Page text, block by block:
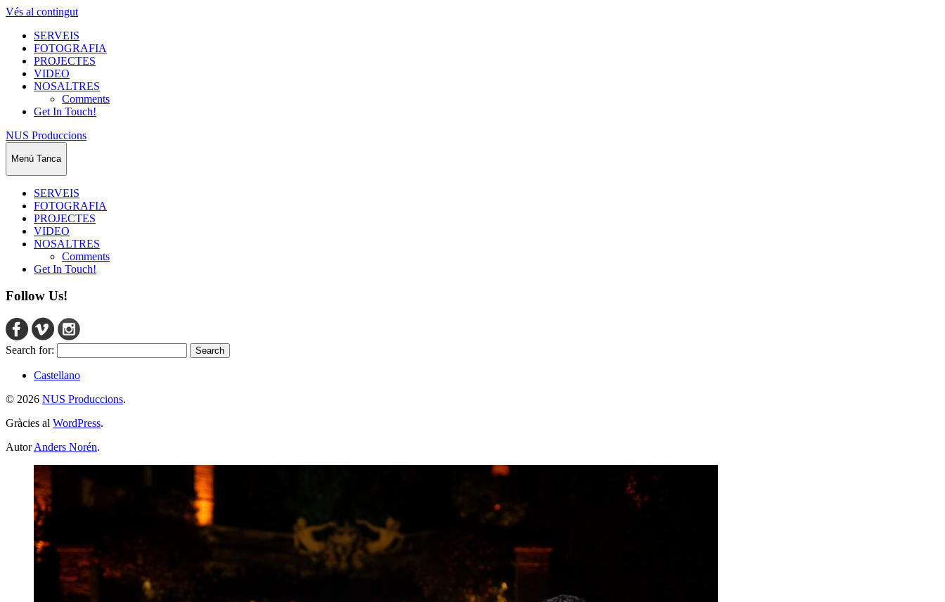
Vés al contingut
SERVEIS
FOTOGRAFIA
PROJECTES
VIDEO
NOSALTRES
Comments
Get In Touch!
NUS Produccions
Menú Tanca
SERVEIS
FOTOGRAFIA
PROJECTES
VIDEO
NOSALTRES
Comments
Get In Touch!
Follow Us!
Search for:
Castellano
© 2026 NUS Produccions.
Gràcies al WordPress.
AutorAnders Norén.